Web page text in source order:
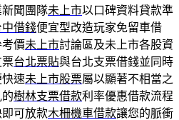
聞團隊未上市以口碑資料貸款準
中借錢便宜型改造玩家免留車借
價未上市討論區及未上市各股資
票台北票貼與台北支票借錢並同時
速未上市股票屬以顯著不相當之
樹林支票借款利率優惠借款流程
可放款木柵機車借款讓您的脈衝